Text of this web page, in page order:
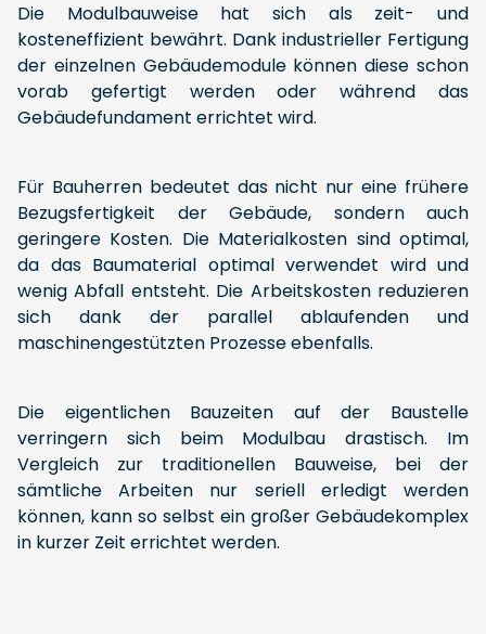
Die Modulbauweise hat sich als zeit- und
kosteneffizient bewährt. Dank industrieller Fertigung
der einzelnen Gebäudemodule können diese schon
vorab gefertigt werden oder während das
Gebäudefundament errichtet wird.
Für Bauherren bedeutet das nicht nur eine frühere
Bezugsfertigkeit der Gebäude, sondern auch
geringere Kosten. Die Materialkosten sind optimal,
da das Baumaterial optimal verwendet wird und
wenig Abfall entsteht. Die Arbeitskosten reduzieren
sich dank der parallel ablaufenden und
maschinengestützten Prozesse ebenfalls.
Die eigentlichen Bauzeiten auf der Baustelle
verringern sich beim Modulbau drastisch. Im
Vergleich zur traditionellen Bauweise, bei der
sämtliche Arbeiten nur seriell erledigt werden
können, kann so selbst ein großer Gebäudekomplex
in kurzer Zeit errichtet werden.